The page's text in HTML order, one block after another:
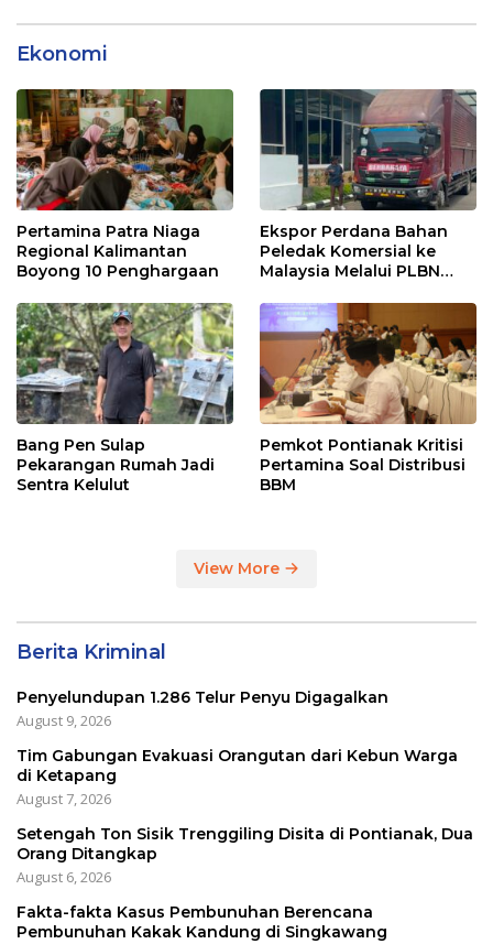
Ekonomi
Pertamina Patra Niaga
Regional Kalimantan
Boyong 10 Penghargaan
Ekspor Perdana Bahan
Peledak Komersial ke
Malaysia Melalui PLBN
Bang Pen Sulap
Pekarangan Rumah Jadi
Sentra Kelulut
Pemkot Pontianak Kritisi
Pertamina Soal Distribusi
BBM
View More
Berita Kriminal
Penyelundupan 1.286 Telur Penyu Digagalkan
August 9, 2026
Tim Gabungan Evakuasi Orangutan dari Kebun Warga
di Ketapang
August 7, 2026
Setengah Ton Sisik Trenggiling Disita di Pontianak, Dua
Orang Ditangkap
August 6, 2026
Fakta-fakta Kasus Pembunuhan Berencana
Pembunuhan Kakak Kandung di Singkawang